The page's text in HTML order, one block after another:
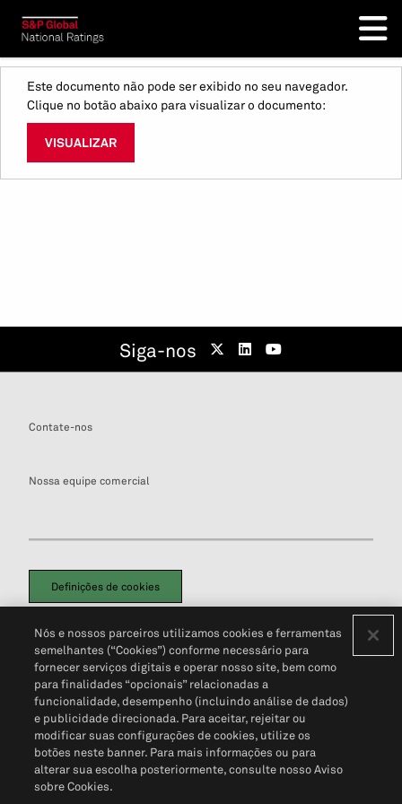
Este documento não pode ser exibido no seu navegador.
Clique no botão abaixo para visualizar o documento:
VISUALIZAR
Siga-nos
Contate-nos
Nossa equipe comercial
Definições de cookies
Política de PrivacidadePortal de privacidade do cliente (em inglês)
Não Venda Minhas Informações Pessoais© 2026 S&P Global
Nós e nossos parceiros utilizamos cookies e ferramentas
semelhantes (“Cookies”) conforme necessário para
fornecer serviços digitais e operar nosso site, bem como
para finalidades “opcionais” relacionadas a
funcionalidade, desempenho (incluindo análise de dados)
e publicidade direcionada. Para aceitar, rejeitar ou
modificar suas configurações de cookies, utilize os
botões neste banner. Para mais informações ou para
alterar sua escolha posteriormente, consulte nosso Aviso
sobre Cookies.